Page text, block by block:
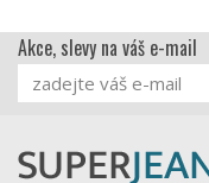
Akce, slevy na váš e-mail